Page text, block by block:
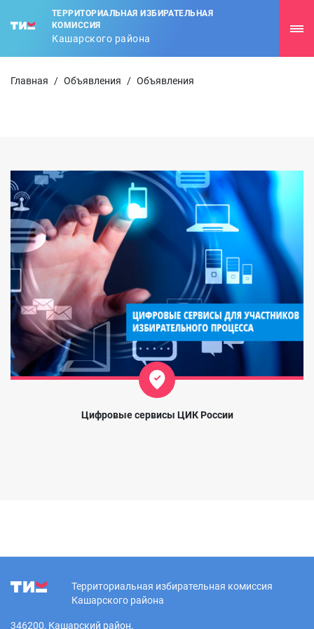
ТЕРРИТОРИАЛЬНАЯ ИЗБИРАТЕЛЬНАЯ
КОМИССИЯ
Кашарского района
Главная / Объявления / Объявления
Цифровые сервисы ЦИК России
Территориальная избирательная комиссия
Кашарского района
346200, Кашарский район,